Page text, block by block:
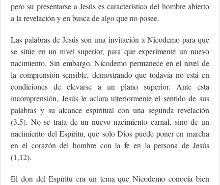
pero su presentarse a Jesús es característico del hombre abierto
a la revelación y en busca de algo que no posee.
Las palabras de Jesús son una invitación a Nicodemo para que
se sitúe en un nivel superior, para que experimente un nuevo
nacimiento. Sin embargo, Nicodemo permanece en el nivel de
la comprensión sensible, demostrando que todavía no está en
condiciones de elevarse a un plano superior. Ante esta
incomprensión, Jesús le aclara ulteriormente el sentido de sus
palabras y su alcance espiritual con una segunda revelación
(3,5). No se trata de un nuevo nacimiento carnal, sino de un
nacimiento del Espíritu, que solo Dios puede poner en marcha
en el corazón del hombre con la fe en la persona de Jesús
(1,12).
El don del Espíritu era un tema que Nicodemo conocía bien